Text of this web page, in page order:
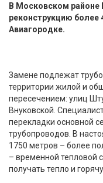
В Московском районе
реконструкцию более
Авиагородке.
Замене подлежат
территории жилой и
пересечением: улиц
Внуковской.
перекладки основной
трубопроводов. В
1750 метров – более
– временной тепловой
получать тепло и